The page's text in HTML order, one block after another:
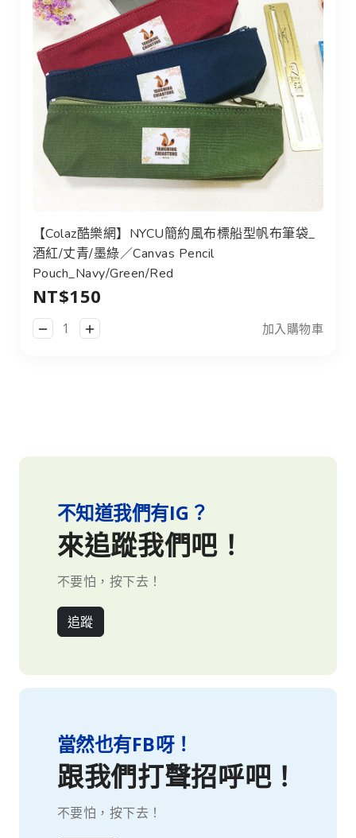
【Colaz酷樂網】NYCU簡約風布標船型帆布筆袋_酒
【Colaz酷樂網】NYCU簡約風布標船型帆布筆袋_
酒紅/丈青/墨綠／Canvas Pencil
Pouch_Navy/Green/Red
NT$150
加入購物車
不知道我們有IG？
來追蹤我們吧！
不要怕，按下去！
追蹤
當然也有FB呀！
跟我們打聲招呼吧！
不要怕，按下去！